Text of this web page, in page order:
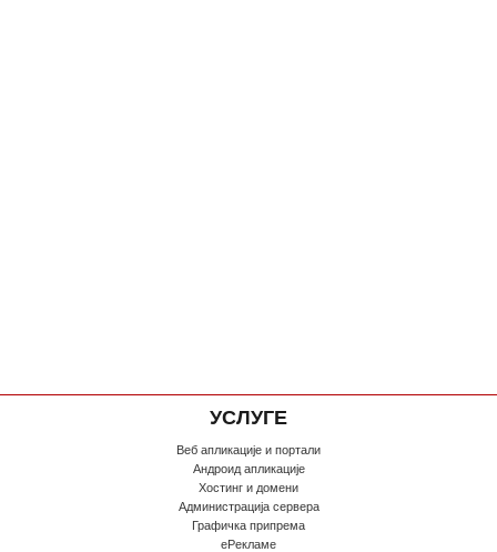
УСЛУГЕ
Веб апликације и портали
Андроид апликације
Хостинг и домени
Администрација сервера
Графичка припрема
еРекламе